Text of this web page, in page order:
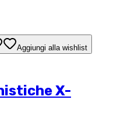
Aggiungi alla wishlist
X-